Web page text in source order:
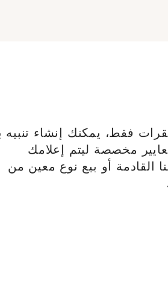
فقط، يمكنك إنشاء تنبيه
مخصصة ليتم إعلامك
القادمة أو بيع نوع معين من